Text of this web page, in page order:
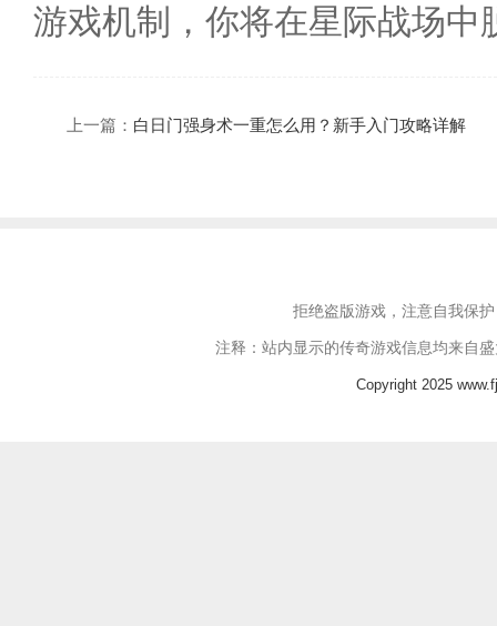
游戏机制，你将在星际战场中
上一篇： 白日门强身术一重怎么用？新手入门攻略详解
拒绝盗版游戏，注意自我保
注释：站内显示的传奇游戏信息均来自
Copyright 2025